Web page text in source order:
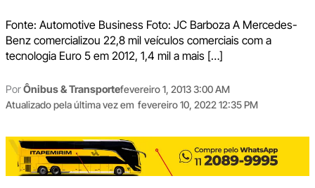
Fonte: Automotive Business Foto: JC Barboza A Mercedes-
Benz comercializou 22,8 mil veículos comerciais com a
tecnologia Euro 5 em 2012, 1,4 mil a mais […]
PorÔnibus & Transportefevereiro 1, 2013 3:00 AM
Atualizado pela última vez em fevereiro 10, 2022 12:35 PM